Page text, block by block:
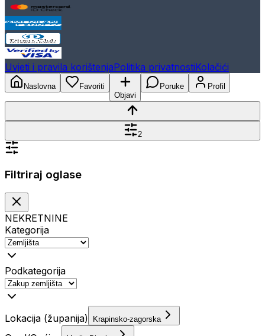
Uvjeti i pravila korištenjaPolitika privatnostiKolačići
Naslovna
Favoriti
Objavi
Poruke Profil
2
Filtriraj oglase
NEKRETNINE
Kategorija
Podkategorija
Lokacija (županija) Krapinsko-zagorska